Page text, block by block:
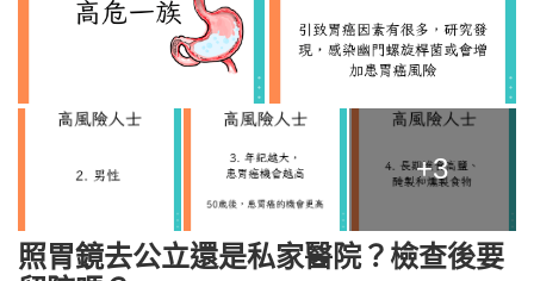
+3
照胃鏡去公立還是私家醫院？檢查後要